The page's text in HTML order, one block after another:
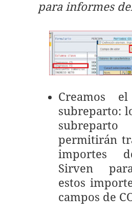
para informes
Creamos
subreparto:
permitirán
importes
Sirven
estos
campos de